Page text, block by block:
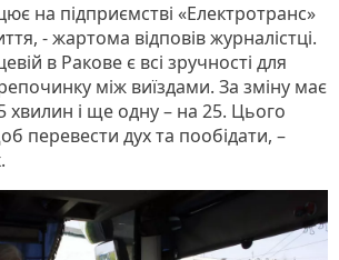
на підприємстві «Електротранс»
- жартома відповів журналістці.
в Ракове є всі зручності для
між виїздами. За зміну має
хвилин і ще одну – на 25. Цього
перевести дух та пообідати, –